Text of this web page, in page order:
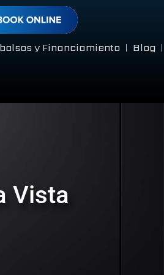
y Financiamiento Blog
Vista